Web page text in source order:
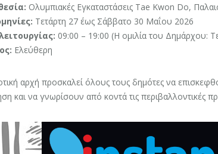
Ολυμπιακές Εγκαταστάσεις Tae Kwon Do,
Τετάρτη 27 έως Σάββατο 30 Μαΐου 2026
09:00 – 19:00 (Η ομιλία του Δημάρχου:
Ελεύθερη
αρχή προσκαλεί όλους τους δημότες να
και να γνωρίσουν από κοντά τις περιβαλλοντικές